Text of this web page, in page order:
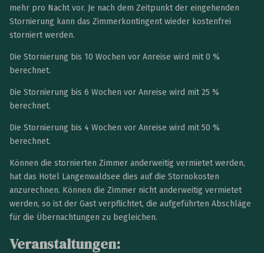
mehr pro Nacht vor. Je nach dem Zeitpunkt der eingehenden
Stornierung kann das Zimmerkontingent wieder kostenfrei
storniert werden.
Die Stornierung bis 10 Wochen vor Anreise wird mit 0 %
berechnet.
Die Stornierung bis 6 Wochen vor Anreise wird mit 25 %
berechnet.
Die Stornierung bis 4 Wochen vor Anreise wird mit 50 %
berechnet.
Können die stornierten Zimmer anderweitig vermietet werden,
hat das Hotel Langenwaldsee dies auf die Stornokosten
anzurechnen. Können die Zimmer nicht anderweitig vermietet
werden, so ist der Gast verpflichtet, die aufgeführten Abschläge
für die Übernachtungen zu begleichen.
Veranstaltungen: